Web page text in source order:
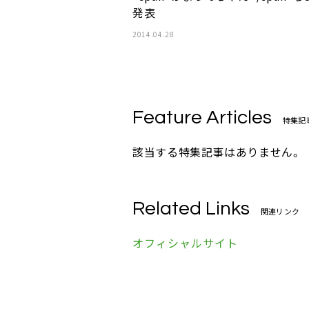
発表
2014.04.28
Feature Articles 特集記
該当する特集記事はありません。
Related Links 関連リンク
オフィシャルサイト